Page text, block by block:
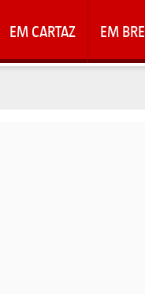
EM CARTAZ EM